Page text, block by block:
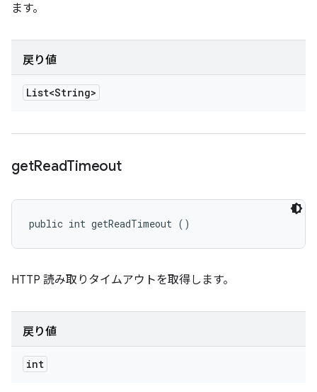
ます。
戻り値
List<String>
getReadTimeout
public int getReadTimeout ()
HTTP 読み取りタイムアウトを取得します。
戻り値
int